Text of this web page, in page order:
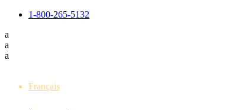
1-800-265-5132
a
a
a
Français